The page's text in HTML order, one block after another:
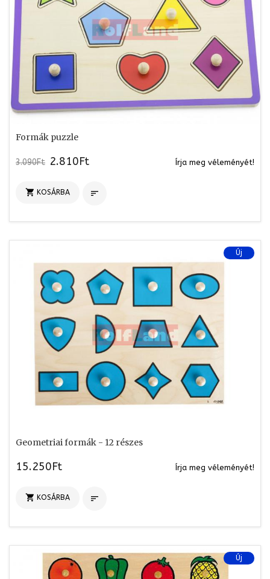
Formák puzzle
3.090Ft 2.810Ft Írja meg véleményét!
 KOSÁRBA 
Új
Geometriai formák - 12 részes
15.250Ft Írja meg véleményét!
 KOSÁRBA 
Új